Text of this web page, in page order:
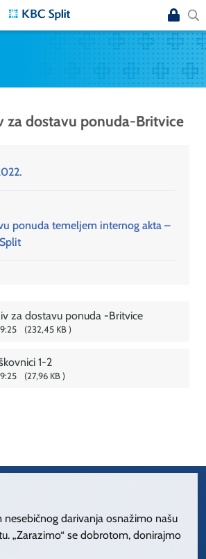
za dostavu ponuda-Britvice
ponuda temeljem internog akta –
za dostavu ponuda -Britvice
232,45 KB
1-2
27,96 KB
darivanja osnažimo našu
„Zarazimo“ se dobrotom, donirajmo